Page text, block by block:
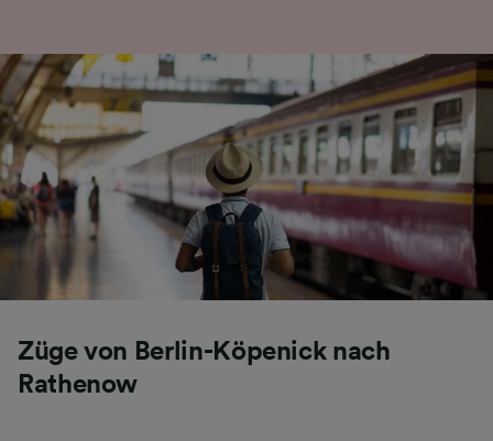
Züge von Berlin-Köpenick nach
Rathenow
aktiv abfragen. Speichern von oder Zugriff auf
Informationen auf einem Endgerät.
Personalisierte Werbung und Inhalte, Messung
von Werbeleistung und der Performance von
Inhalten, Zielgruppenforschung sowie
Entwicklung und Verbesserung von
Angeboten.
Liste der Partner (Lieferanten)